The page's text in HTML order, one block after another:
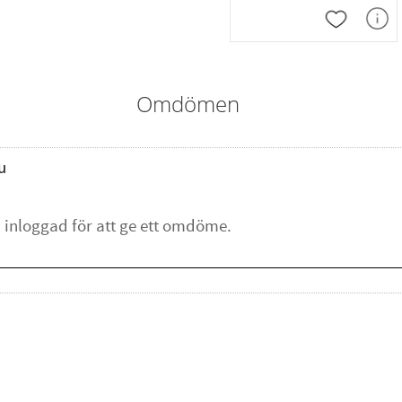
Omdömen
Lägg till i